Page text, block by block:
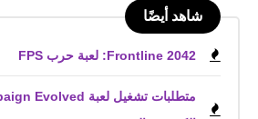
شاهد أيضًا
Frontline 2042: لعبة حرب FPS